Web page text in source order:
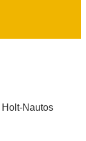
Holt-Nautos